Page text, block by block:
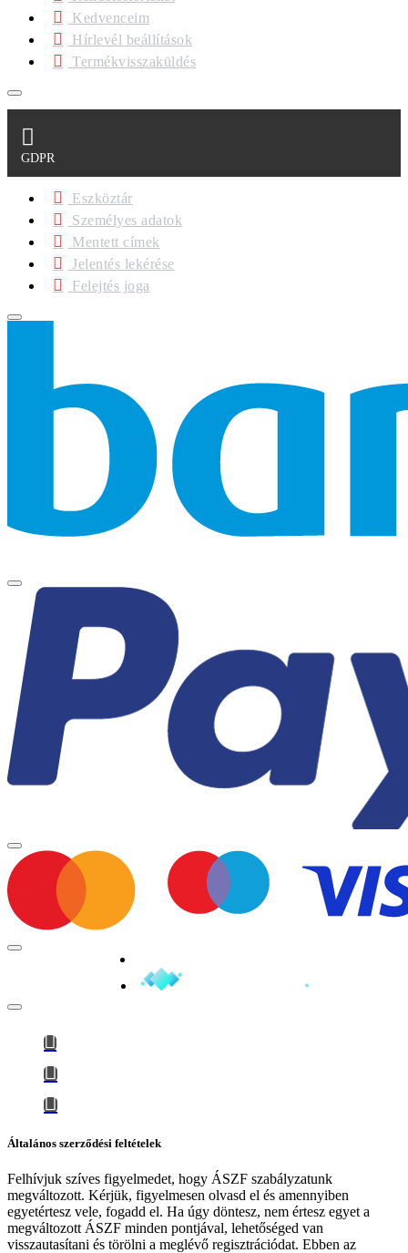
Kedvenceim
Hírlevél beállítások
Termékvisszaküldés
GDPR
Eszköztár
Személyes adatok
Mentett címek
Jelentés lekérése
Felejtés joga
Általános szerződési feltételek
Felhívjuk szíves figyelmedet, hogy ÁSZF szabályzatunk
megváltozott. Kérjük, figyelmesen olvasd el és amennyiben
egyetértesz vele, fogadd el. Ha úgy döntesz, nem értesz egyet a
megváltozott ÁSZF minden pontjával, lehetőséged van
visszautasítani és törölni a meglévő regisztrációdat. Ebben az